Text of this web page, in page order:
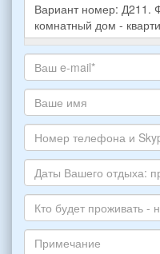
Какое
жилье
хотите
снять,
укажите
пожалуйста
НОМЕР
варианта:
*
Ваш
адрес
электронной
почты
*
Ваше
имя
Номер
телефона
и
Skype
Даты
Вашего
отдыха:
прибытия
Кто
будет